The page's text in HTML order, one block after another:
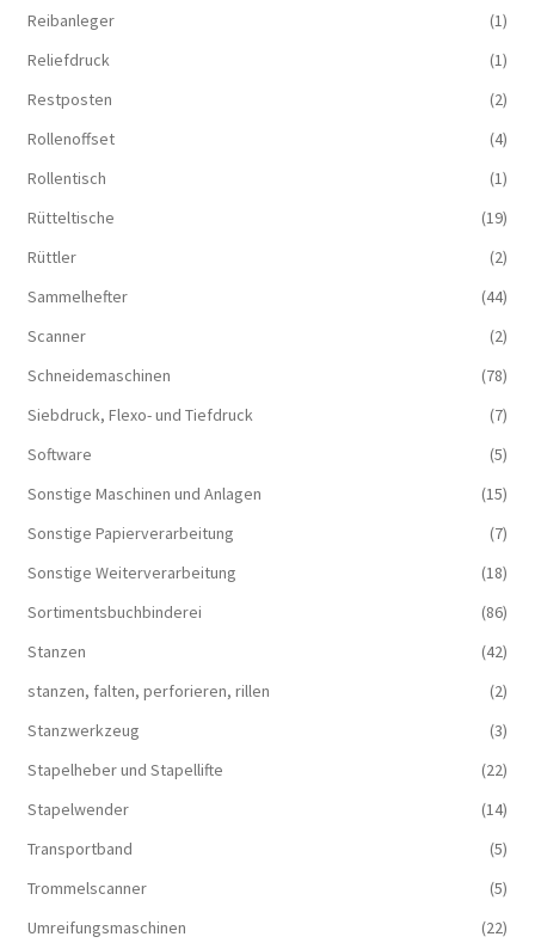
Reibanleger
(1)
Reliefdruck
(1)
Restposten
(2)
Rollenoffset
(4)
Rollentisch
(1)
Rütteltische
(19)
Rüttler
(2)
Sammelhefter
(44)
Scanner
(2)
Schneidemaschinen
(78)
Siebdruck, Flexo- und Tiefdruck
(7)
Software
(5)
Sonstige Maschinen und Anlagen
(15)
Sonstige Papierverarbeitung
(7)
Sonstige Weiterverarbeitung
(18)
Sortimentsbuchbinderei
(86)
Stanzen
(42)
stanzen, falten, perforieren, rillen
(2)
Stanzwerkzeug
(3)
Stapelheber und Stapellifte
(22)
Stapelwender
(14)
Transportband
(5)
Trommelscanner
(5)
Umreifungsmaschinen
(22)